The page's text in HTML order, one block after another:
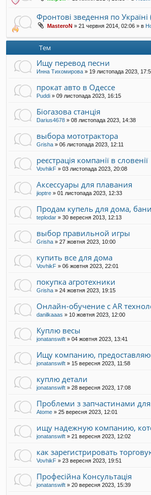
Фронтові зведення по
MasteroN » 21 червня 2014, 02:06 » в
Тем
Ищу перевод песни
Инна Тихомирова » 19 листопада 2023,
прокат авто в Одессе
Puddi » 09 листопада 2023, 16:15
Біогазова станція
Darius4678 » 08 листопада 2023, 14:38
выбора мототрактора
Grisha » 06 листопада 2023, 12:11
реєстрація компанії в словенії
VovhikF » 03 листопада 2023, 20:08
Аксессуары для плавания
jioptre » 01 листопада 2023, 12:33
Продам купель для дома,
teplodar » 30 вересня 2013, 12:13
выбор правильной игры
Grisha » 27 жовтня 2023, 10:00
купить все для дома
VovhikF » 06 жовтня 2023, 22:01
покупка агротехники
Grisha » 24 жовтня 2023, 19:15
Онлайн-обучение с AR
danilkaaas » 10 жовтня 2023, 12:00
Куплю весы
jonatanswift » 04 жовтня 2023, 13:41
Ищу компанию,
jonatanswift » 15 вересня 2023, 11:58
куплю детали
jonatanswift » 28 вересня 2023, 17:08
Проблеми з запчастинами
Atome » 25 вересня 2023, 12:01
ищу надежную компанию,
jonatanswift » 21 вересня 2023, 12:02
как зарегистрировать
VovhikF » 23 вересня 2023, 19:51
Професійна Консультація
jonatanswift » 20 вересня 2023, 15:39